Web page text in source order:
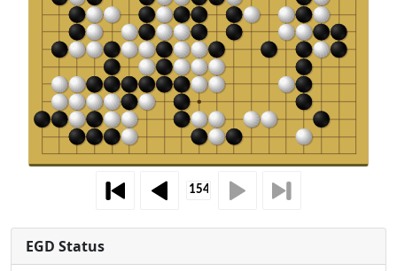
EGD Status